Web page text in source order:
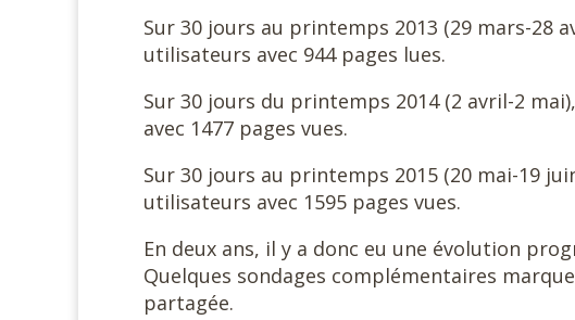
Sur 30 jours au printemps 2013 (29 mars-28
utilisateurs avec 944 pages lues.
Sur 30 jours du printemps 2014 (2 avril-2
avec 1477 pages vues.
Sur 30 jours au printemps 2015 (20 mai-19
utilisateurs avec 1595 pages vues.
En deux ans, il y a donc eu une évolution
Quelques sondages complémentaires
partagée.